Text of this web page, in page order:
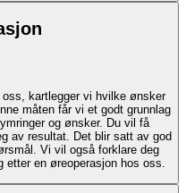
kartlegger vi hvilke ønsker
måten får vi et godt grunnlag
og ønsker. Du vil få
av resultat. Det blir satt av god
Vi vil også forklare deg
etter en øreoperasjon hos oss.